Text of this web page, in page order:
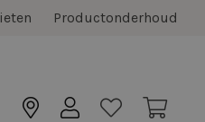
Productonderhoud